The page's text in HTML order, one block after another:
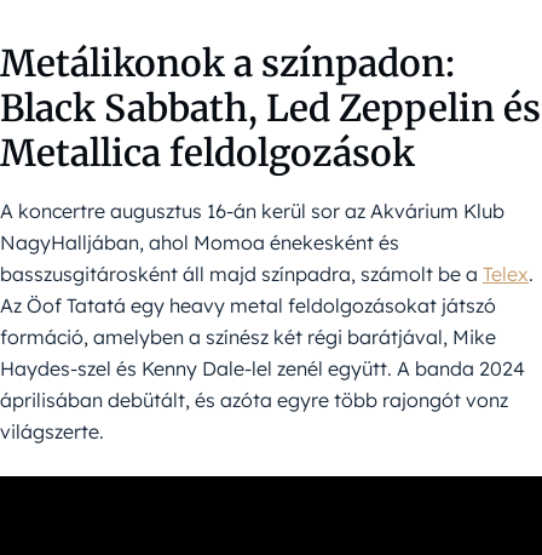
Metálikonok a színpadon:
Black Sabbath, Led Zeppelin és
Metallica feldolgozások
A koncertre augusztus 16-án kerül sor az Akvárium Klub
NagyHalljában, ahol Momoa énekesként és
basszusgitárosként áll majd színpadra, számolt be a Telex.
Az Öof Tatatá egy heavy metal feldolgozásokat játszó
formáció, amelyben a színész két régi barátjával, Mike
Haydes-szel és Kenny Dale-lel zenél együtt. A banda 2024
áprilisában debütált, és azóta egyre több rajongót vonz
világszerte.